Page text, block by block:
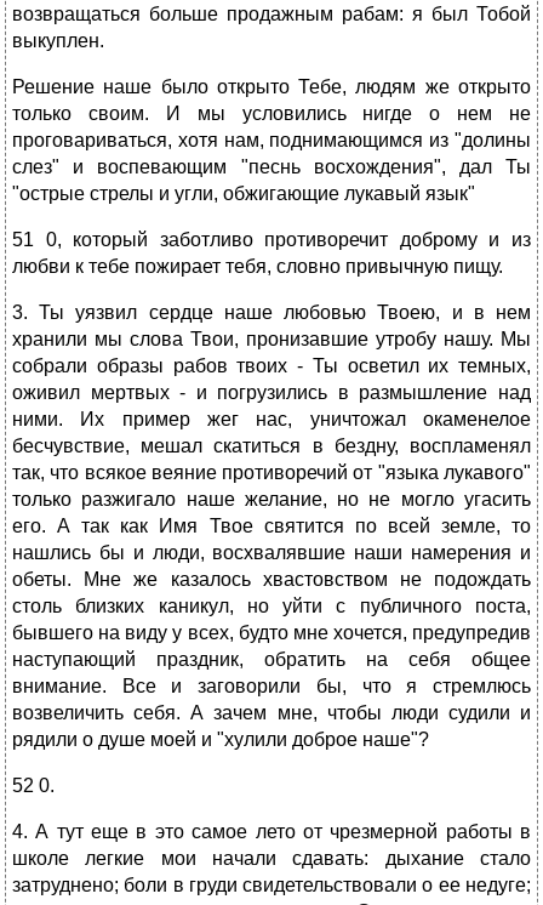
возвращаться больше продажным рабам: я был Тобой
выкуплен.
Решение наше было открыто Тебе, людям же открыто
только своим. И мы условились нигде о нем не
проговариваться, хотя нам, поднимающимся из "долины
слез" и воспевающим "песнь восхождения", дал Ты
"острые стрелы и угли, обжигающие лукавый язык"
51 0, который заботливо противоречит доброму и из
любви к тебе пожирает тебя, словно привычную пищу.
3. Ты уязвил сердце наше любовью Твоею, и в нем
хранили мы слова Твои, пронизавшие утробу нашу. Мы
собрали образы рабов твоих - Ты осветил их темных,
оживил мертвых - и погрузились в размышление над
ними. Их пример жег нас, уничтожал окаменелое
бесчувствие, мешал скатиться в бездну, воспламенял
так, что всякое веяние противоречий от "языка лукавого"
только разжигало наше желание, но не могло угасить
его. А так как Имя Твое святится по всей земле, то
нашлись бы и люди, восхвалявшие наши намерения и
обеты. Мне же казалось хвастовством не подождать
столь близких каникул, но уйти с публичного поста,
бывшего на виду у всех, будто мне хочется, предупредив
наступающий праздник, обратить на себя общее
внимание. Все и заговорили бы, что я стремлюсь
возвеличить себя. А зачем мне, чтобы люди судили и
рядили о душе моей и "хулили доброе наше"?
52 0.
4. А тут еще в это самое лето от чрезмерной работы в
школе легкие мои начали сдавать: дыхание стало
затруднено; боли в груди свидетельствовали о ее недуге;